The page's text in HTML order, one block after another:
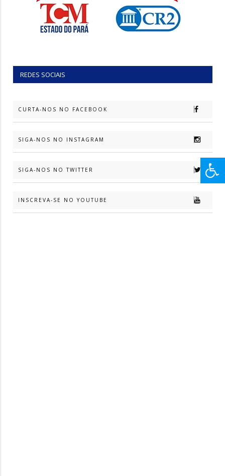
REDES SOCIAIS
CURTA-NOS NO FACEBOOK
SIGA-NOS NO INSTAGRAM
SIGA-NOS NO TWITTER
INSCREVA-SE NO YOUTUBE